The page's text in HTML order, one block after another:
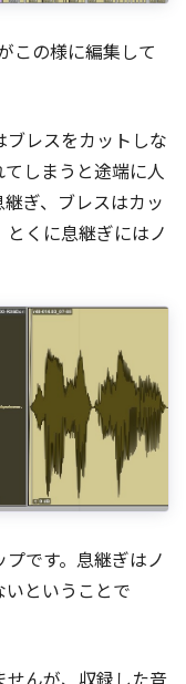
この様に編集して
レスをカットしな
しまうと途端に人
ぎ、ブレスはカッ
くに息継ぎにはノ
です。息継ぎはノ
ということで
せんが、収録した音